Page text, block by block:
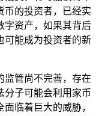
币的投资者，已经实
字资产，如果其背后
可能成为投资者的新
监管尚不完善，存在
分子可能会利用家币
临着巨大的威胁，